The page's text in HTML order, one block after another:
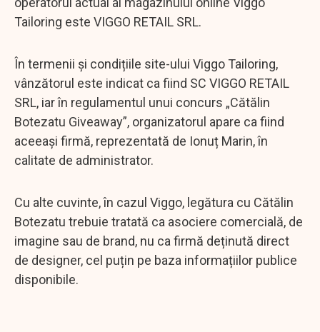
Tailoring este VIGGO RETAIL SRL.
În termenii și condițiile site-ului Viggo Tailoring,
vânzătorul este indicat ca fiind SC VIGGO RETAIL
SRL, iar în regulamentul unui concurs „Cătălin
Botezatu Giveaway”, organizatorul apare ca fiind
aceeași firmă, reprezentată de Ionuț Marin, în
calitate de administrator.
Cu alte cuvinte, în cazul Viggo, legătura cu Cătălin
Botezatu trebuie tratată ca asociere comercială, de
imagine sau de brand, nu ca firmă deținută direct
de designer, cel puțin pe baza informațiilor publice
disponibile.